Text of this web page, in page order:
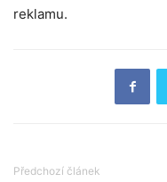
reklamu.
Předchozí článek